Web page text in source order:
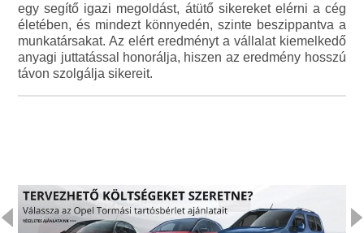
egy segítő igazi megoldást, átütő sikereket elérni a cég
életében, és mindezt könnyedén, szinte beszippantva a
munkatársakat. Az elért eredményt a vállalat kiemelkedő
anyagi juttatással honorálja, hiszen az eredmény hosszú
távon szolgálja sikereit.